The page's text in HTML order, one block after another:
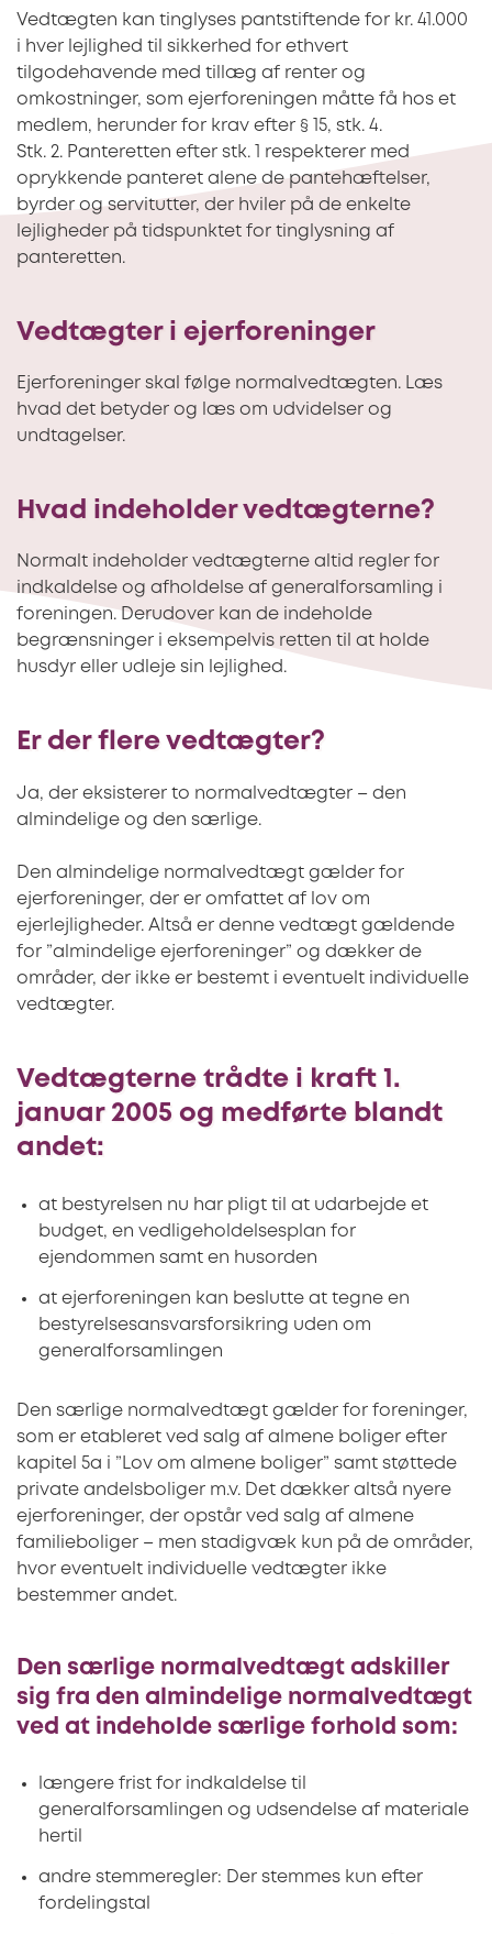
Vedtægten kan tinglyses pantstiftende for kr. 41.000
i hver lejlighed til sikkerhed for ethvert
tilgodehavende med tillæg af renter og
omkostninger, som ejerforeningen måtte få hos et
medlem, herunder for krav efter § 15, stk. 4.
Stk. 2. Panteretten efter stk. 1 respekterer med
oprykkende panteret alene de pantehæftelser,
byrder og servitutter, der hviler på de enkelte
lejligheder på tidspunktet for tinglysning af
panteretten.
Vedtægter i ejerforeninger
Ejerforeninger skal følge normalvedtægten. Læs
hvad det betyder og læs om udvidelser og
undtagelser.
Hvad indeholder vedtægterne?
Normalt indeholder vedtægterne altid regler for
indkaldelse og afholdelse af generalforsamling i
foreningen. Derudover kan de indeholde
begrænsninger i eksempelvis retten til at holde
husdyr eller udleje sin lejlighed.
Er der flere vedtægter?
Ja, der eksisterer to normalvedtægter – den
almindelige og den særlige.
Den almindelige normalvedtægt gælder for
ejerforeninger, der er omfattet af lov om
ejerlejligheder. Altså er denne vedtægt gældende
for ”almindelige ejerforeninger” og dækker de
områder, der ikke er bestemt i eventuelt individuelle
vedtægter.
Vedtægterne trådte i kraft 1.
januar 2005 og medførte blandt
andet:
at bestyrelsen nu har pligt til at udarbejde et
budget, en vedligeholdelsesplan for
ejendommen samt en husorden
at ejerforeningen kan beslutte at tegne en
bestyrelsesansvarsforsikring uden om
generalforsamlingen
Den særlige normalvedtægt gælder for foreninger,
som er etableret ved salg af almene boliger efter
kapitel 5a i ”Lov om almene boliger” samt støttede
private andelsboliger m.v. Det dækker altså nyere
ejerforeninger, der opstår ved salg af almene
familieboliger – men stadigvæk kun på de områder,
hvor eventuelt individuelle vedtægter ikke
bestemmer andet.
Den særlige normalvedtægt adskiller
sig fra den almindelige normalvedtægt
ved at indeholde særlige forhold som:
længere frist for indkaldelse til
generalforsamlingen og udsendelse af materiale
hertil
andre stemmeregler: Der stemmes kun efter
fordelingstal